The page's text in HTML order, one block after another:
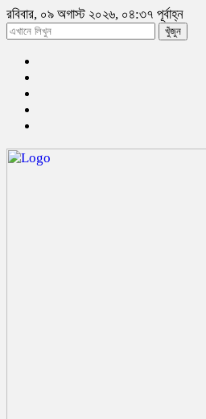
রবিবার, ০৯ অগাস্ট ২০২৬, ০৪:৩৭ পূর্বাহ্ন
খুঁজুন